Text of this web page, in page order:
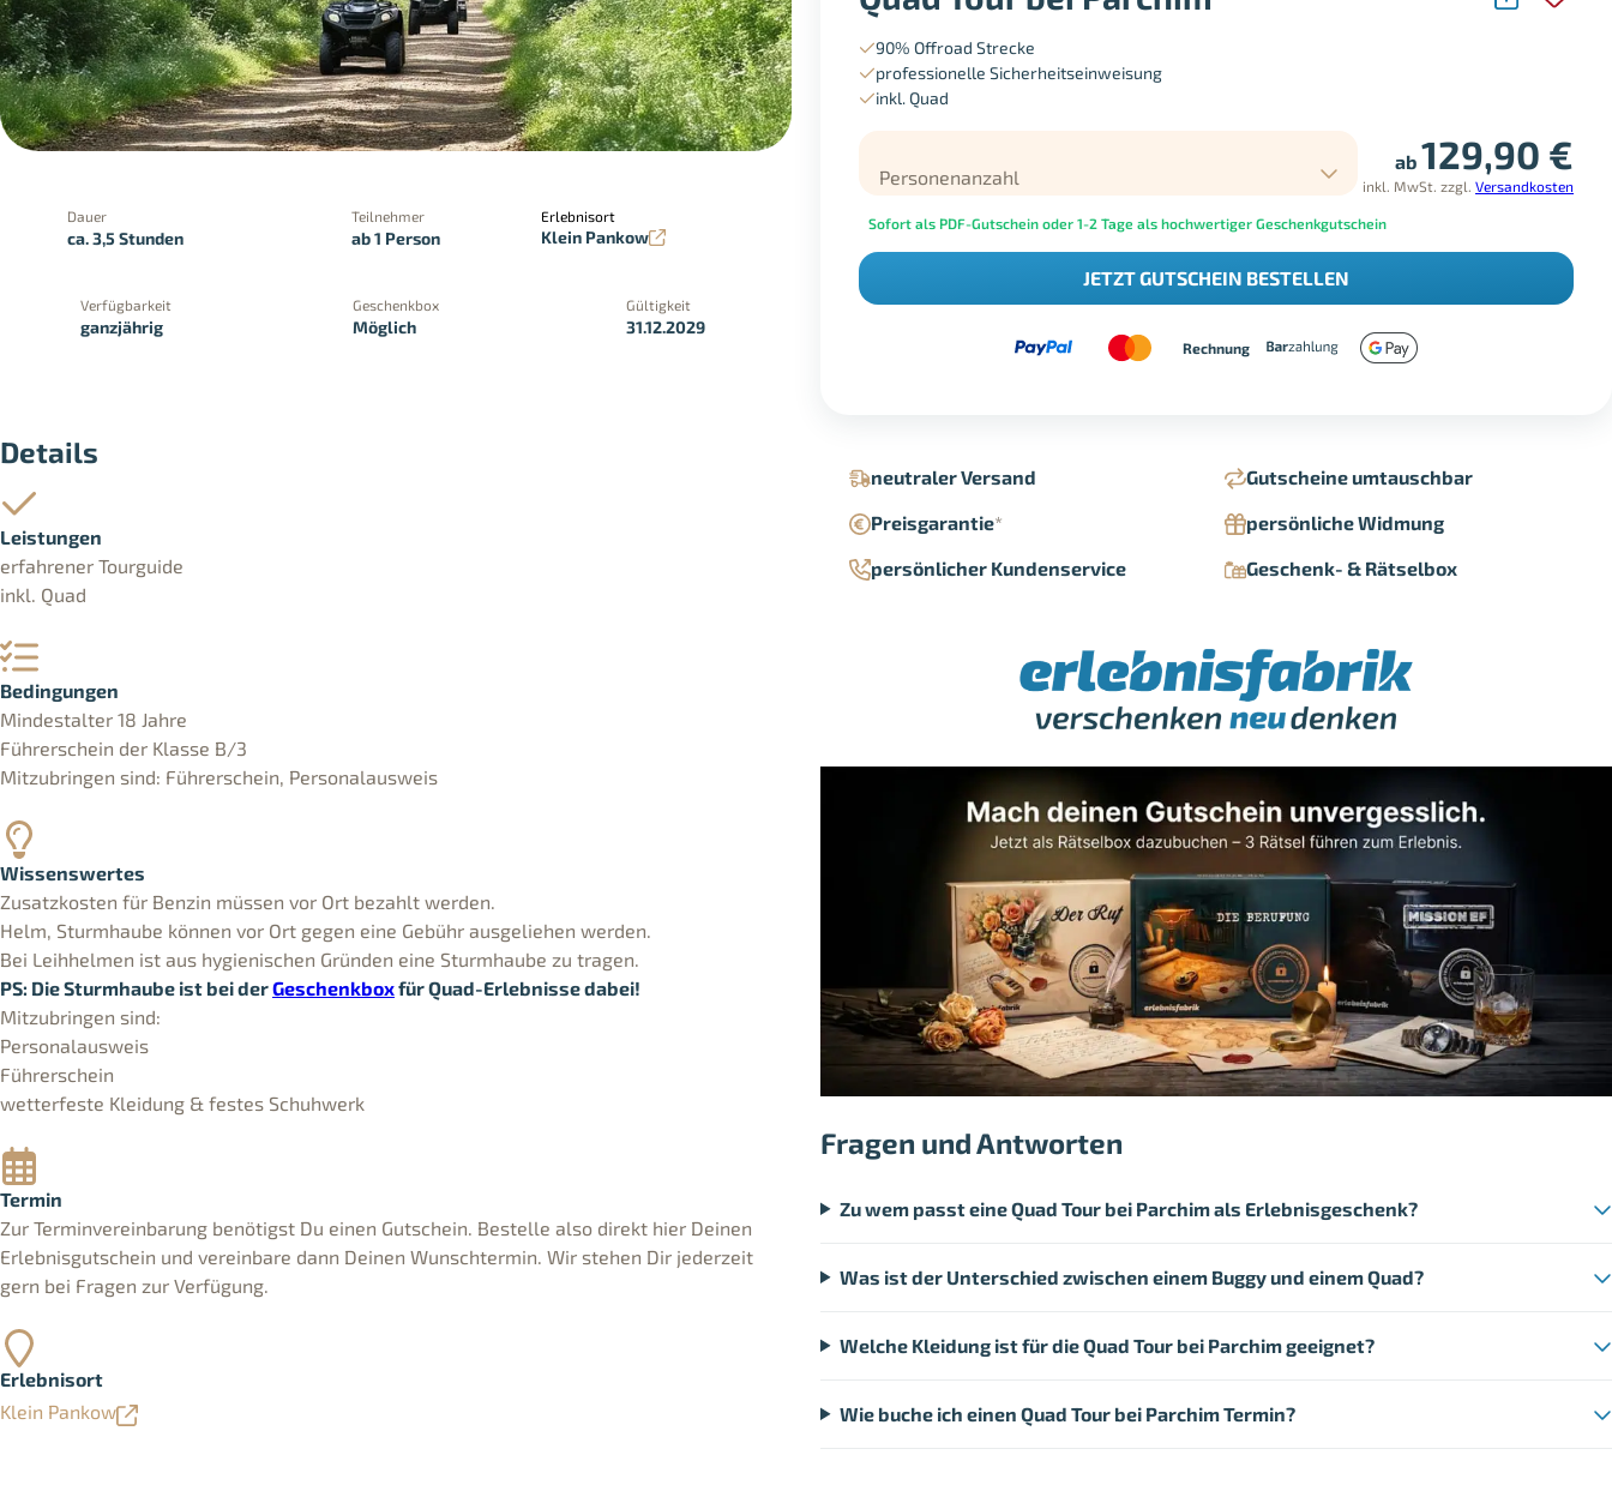
90% Offroad Strecke
professionelle Sicherheitseinweisung
inkl. Quad
Personenanzahl
ab 129,90 €
inkl. MwSt. zzgl. Versandkosten
Sofort als PDF-Gutschein oder 1-2 Tage als hochwertiger Geschenkgutschein
JETZT GUTSCHEIN BESTELLEN
Rechnung
Dauer
ca. 3,5 Stunden
Teilnehmer
ab 1 Person
Erlebnisort
Klein Pankow
Verfügbarkeit
ganzjährig
Geschenkbox
Möglich
Gültigkeit
31.12.2029
neutraler Versand
Gutscheine umtauschbar
Preisgarantie*
persönliche Widmung
persönlicher Kundenservice
Geschenk- & Rätselbox
Details
Leistungen
erfahrener Tourguide
inkl. Quad
Bedingungen
Mindestalter 18 Jahre
Führerschein der Klasse B/3
Mitzubringen sind: Führerschein, Personalausweis
Wissenswertes
Zusatzkosten für Benzin müssen vor Ort bezahlt werden.
Helm, Sturmhaube können vor Ort gegen eine Gebühr ausgeliehen werden.
Bei Leihhelmen ist aus hygienischen Gründen eine Sturmhaube zu tragen.
PS: Die Sturmhaube ist bei derGeschenkboxfür Quad-Erlebnisse dabei!
Mitzubringen sind:
Personalausweis
Führerschein
wetterfeste Kleidung & festes Schuhwerk
Termin
Zur Terminvereinbarung benötigst Du einen Gutschein. Bestelle also direkt hier Deinen
Erlebnisgutschein und vereinbare dann Deinen Wunschtermin. Wir stehen Dir jederzeit
gern bei Fragen zur Verfügung.
Erlebnisort
Klein Pankow
Fragen und Antworten
Zu wem passt eine Quad Tour bei Parchim als Erlebnisgeschenk?
Was ist der Unterschied zwischen einem Buggy und einem Quad?
Welche Kleidung ist für die Quad Tour bei Parchim geeignet?
Wie buche ich einen Quad Tour bei Parchim Termin?